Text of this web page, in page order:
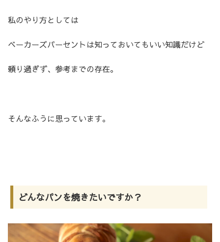
私のやり方としては
ベーカーズパーセントは知っておいてもいい知識だけど
頼り過ぎず、参考までの存在。
そんなふうに思っています。
どんなパンを焼きたいですか？